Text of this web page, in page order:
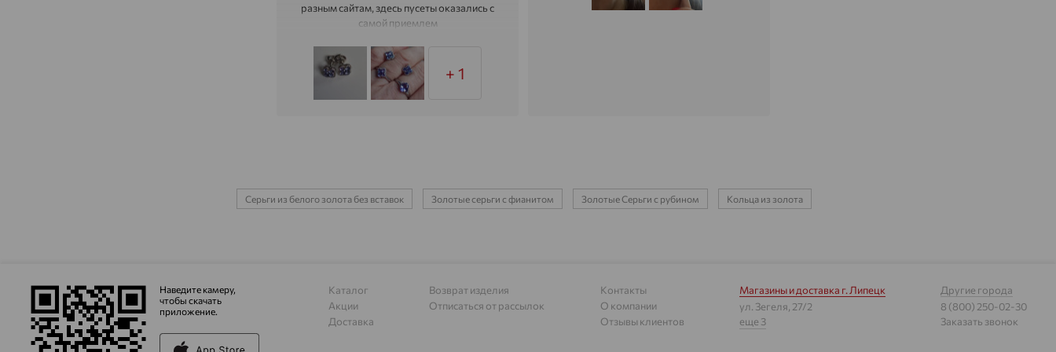
разным сайтам, здесь пусеты оказались с
самой приемлем
+ 1
Серьги из белого золота без вставок Золотые серьги с фианитом Золотые Серьги с рубином Кольца из золота
Наведите камеру,
чтобы скачать
приложение.
Каталог
Акции
Доставка
Возврат изделия
Отписаться от рассылок
Контакты
О компании
Отзывы клиентов
Магазины и доставка г. Липецк
ул. Зегеля, 27/2
еще 3
Другие города
8 (800) 250-02-30
Заказать звонок
Адыгейск
Азов
Акбулак
Алагир доставка
доставка